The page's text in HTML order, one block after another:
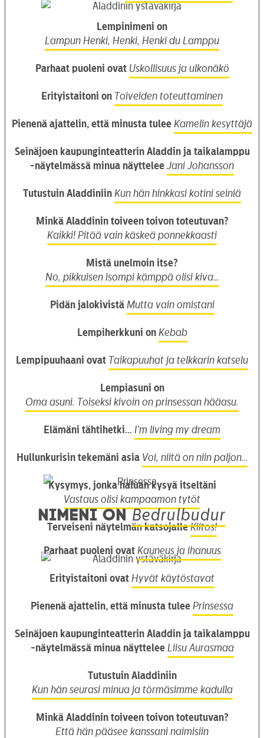
Lempinimeni on
Lampun Henki, Henki, Henki du Lamppu
Parhaat puoleni ovat Uskollisuus ja ulkonäkö
Erityistaitoni on Toiveiden toteuttaminen
Pienenä ajattelin, että minusta tulee Kamelin kesyttäjä
Seinäjoen kaupunginteatterin Aladdin ja taikalamppu
-näytelmässä minua näyttelee Jani Johansson
Tutustuin Aladdiniin Kun hän hinkkasi kotini seiniä
Minkä Aladdinin toiveen toivon toteutuvan?
Kaikki! Pitää vain käskeä ponnekkaasti
Mistä unelmoin itse?
No, pikkuisen isompi kämppä olisi kiva…
Pidän jalokivistä Mutta vain omistani
Lempiherkkuni on Kebab
Lempipuuhaani ovat Taikapuuhat ja telkkarin katselu
Lempiasuni on
Oma asuni. Toiseksi kivoin on prinsessan hääasu.
Elämäni tähtihetki… I’m living my dream
Hullunkurisin tekemäni asia Voi, niitä on niin paljon…
Kysymys, jonka haluan kysyä itseltäni
Vastaus olisi kampaamon tytöt
Terveiseni näytelmän katsojalleKiitos!
Nimeni onBedrulbudur
Parhaat puoleni ovat Kauneus ja ihanuus
Erityistaitoni ovat Hyvät käytöstavat
Pienenä ajattelin, että minusta tulee Prinsessa
Seinäjoen kaupunginteatterin Aladdin ja taikalamppu
-näytelmässä minua näyttelee Liisu Aurasmaa
Tutustuin Aladdiniin
Kun hän seurasi minua ja törmäsimme kadulla
Minkä Aladdinin toiveen toivon toteutuvan?
Että hän pääsee kanssani naimisiin